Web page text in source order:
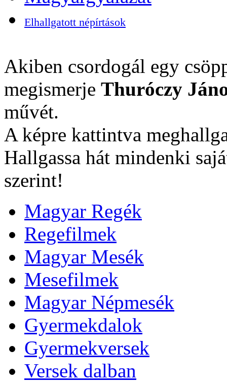
Elhallgatott népírtások
Akiben csordogál egy
megismerje Thuróczy
művét.
A képre kattintva
Hallgassa hát mindenki
szerint!
Magyar Regék
Regefilmek
Magyar Mesék
Mesefilmek
Magyar Népmesék
Gyermekdalok
Gyermekversek
Versek dalban